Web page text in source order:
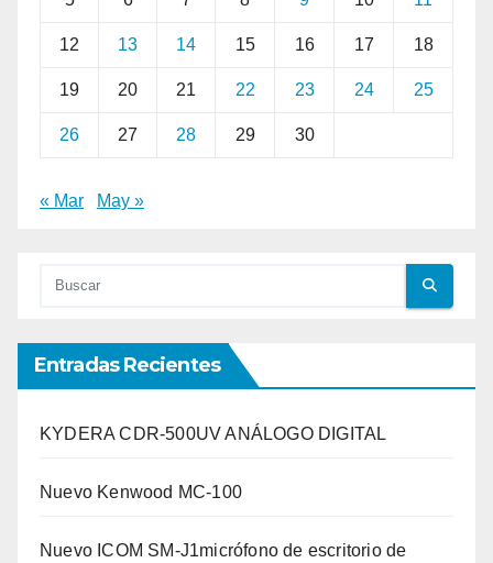
12 13 14 15 16 17 18
19 20 21 22 23 24 25
26 27 28 29 30
« Mar May »
Entradas Recientes
KYDERA CDR-500UV ANÁLOGO DIGITAL
Nuevo Kenwood MC-100
Nuevo ICOM SM-J1micrófono de escritorio de